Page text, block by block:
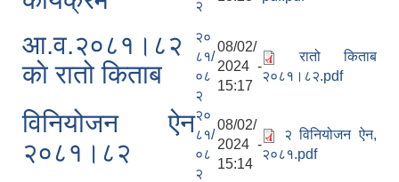
२
आ.व.२०८१।८२
काे रातो किताब
२०
८१/
०८
२
08/02/
2024 -
15:17
रातो किताब
२०८१।८२.pdf
विनियोजन ऐन
२०८१।८२
२०
८१/
०८
२
08/02/
2024 -
15:14
२ विनियोजन ऐन,
२०८१.pdf